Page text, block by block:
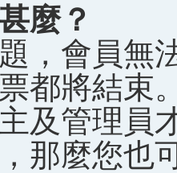
麼？
，會員無
都將結束
及管理員
那麼您也